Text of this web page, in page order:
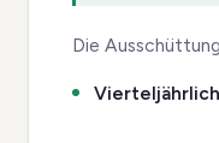
Die
Vierteljährlich